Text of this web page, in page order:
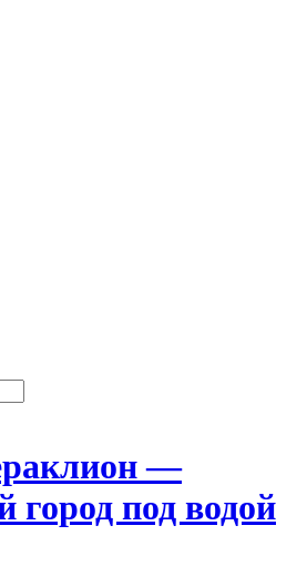
—
город под водой